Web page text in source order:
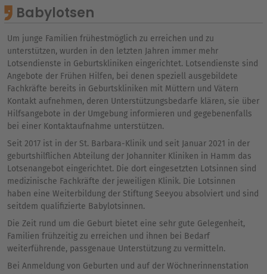
Babylotsen
Um junge Familien frühestmöglich zu erreichen und zu
unterstützen, wurden in den letzten Jahren immer mehr
Lotsendienste in Geburtskliniken eingerichtet. Lotsendienste sind
Angebote der Frühen Hilfen, bei denen speziell ausgebildete
Fachkräfte bereits in Geburtskliniken mit Müttern und Vätern
Kontakt aufnehmen, deren Unterstützungsbedarfe klären, sie über
Hilfsangebote in der Umgebung informieren und gegebenenfalls
bei einer Kontaktaufnahme unterstützen.
Seit 2017 ist in der St. Barbara-Klinik und seit Januar 2021 in der
geburtshilflichen Abteilung der Johanniter Kliniken in Hamm das
Lotsenangebot eingerichtet. Die dort eingesetzten Lotsinnen sind
medizinische Fachkräfte der jeweiligen Klinik. Die Lotsinnen
haben eine Weiterbildung der Stiftung Seeyou absolviert und sind
seitdem qualifizierte Babylotsinnen.
Die Zeit rund um die Geburt bietet eine sehr gute Gelegenheit,
Familien frühzeitig zu erreichen und ihnen bei Bedarf
weiterführende, passgenaue Unterstützung zu vermitteln.
Bei Anmeldung von Geburten und auf der Wöchnerinnenstation